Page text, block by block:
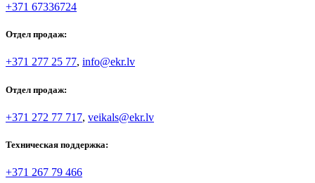
+371 67336724
Отдел продаж:
+371 277 25 77, info@ekr.lv
Отдел продаж:
+371 272 77 717, veikals@ekr.lv
Техническая поддержка:
+371 267 79 466